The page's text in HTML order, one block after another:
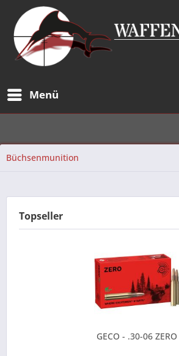
Menü
Büchsenmunition
Topseller
GECO - .30-06 ZERO